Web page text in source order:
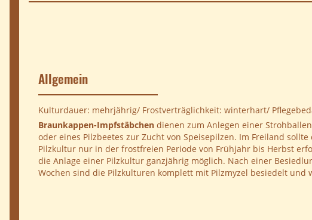
Allgemein
Kulturdauer: mehrjährig/ Frostverträglichkeit: winterhart/
Braunkappen-Impfstäbchen dienen zum Anlegen einer
oder eines Pilzbeetes zur Zucht von Speisepilzen. Im Freiland sollte
Pilzkultur nur in der frostfreien Periode von Frühjahr bis Herbst
die Anlage einer Pilzkultur ganzjährig möglich. Nach einer
Wochen sind die Pilzkulturen komplett mit Pilzmyzel besiedelt und